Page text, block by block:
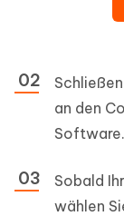
an den
Software.
Sobald
wählen